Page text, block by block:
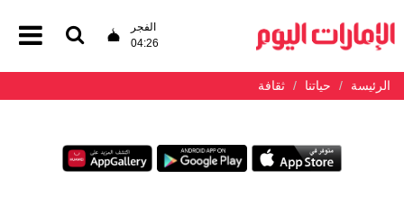
الفجر
04:26
الرئيسة حياتنا ثقافة